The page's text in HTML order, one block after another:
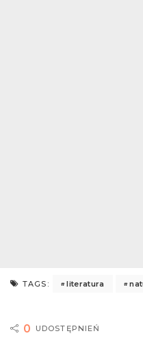
TAGS: literatura
0 UDOSTĘPNIEŃ